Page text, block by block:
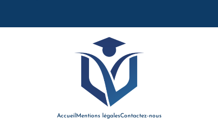
Accueil Mentions légalesContactez-nous